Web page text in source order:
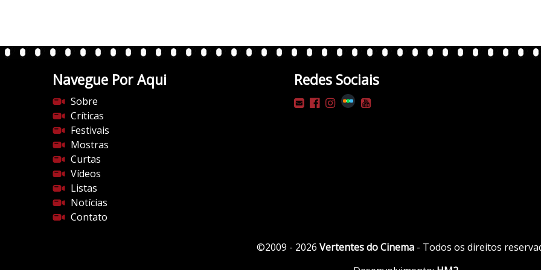
p
c
m
/
v
e
r
t
e
n
t
Navegue Por Aqui
Sobre
Críticas
Festivais
Mostras
Curtas
Vídeos
Listas
Notícias
Contato
Redes Sociais
©2009 - 2026 Vertentes do Cinema - Todos os direitos